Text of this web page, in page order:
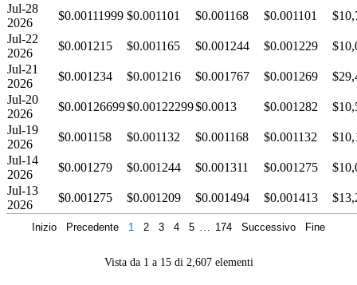
Jul-28
2026
$0.00111999 $0.001101 $0.001168 $0.001101
Jul-22
2026
$0.001215 $0.001165 $0.001244 $0.001229
Jul-21
2026
$0.001234 $0.001216 $0.001767 $0.001269
Jul-20
2026
$0.00126699$0.00122299$0.0013 $0.001282
Jul-19
2026
$0.001158 $0.001132 $0.001168 $0.001132
Jul-14
2026
$0.001279 $0.001244 $0.001311 $0.001275
Jul-13
2026
$0.001275 $0.001209 $0.001494 $0.001413
Vista da 1 a 15 di 2,607 elementi
Inizio Precedente 1 2 3 4 5 174 Successivo Fine